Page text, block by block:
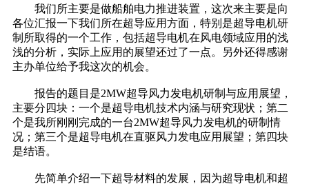
我们所主要是做船舶电力推进装置，这次来主要是向
各位汇报一下我们所在超导应用方面，特别是超导电机研
制所取得的一个工作，包括超导电机在风电领域应用的浅
浅的分析，实际上应用的展望还过了一点。另外还得感谢
主办单位给予我这次的机会。
报告的题目是2MW超导风力发电机研制与应用展望，
主要分四块：一个是超导电机技术内涵与研究现状；第二
个是我所刚刚完成的一台2MW超导风力发电机的研制情
况；第三个是超导电机在直驱风力发电应用展望；第四块
是结语。
先简单介绍一下超导材料的发展，因为超导电机和超